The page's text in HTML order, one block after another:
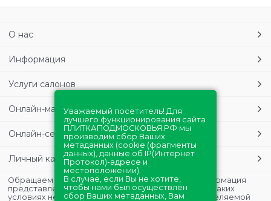
О нас
Информация
Услуги салонов
Онлайн-магазин
Онлайн-сервисы
Личный кабинет
Обращаем Ваше внимание на то, что данная информация
представлена в ознакомительных целях и ни при каких
условиях не является публичной офертой, определяемой
Уважаемый посетитель! Для
лучшего функционирования сайта
ПЛИТКАПОДМОСКОВЬЯ.РФ мы
производим сбор Ваших
метаданных (cookie (фрагменты
данных), данные об IP(Интернет
Протокол)-адресе и
местоположении).
В случае, если Вы не хотите,
чтобы нами был осуществлён
сбор Ваших метаданных, Вам